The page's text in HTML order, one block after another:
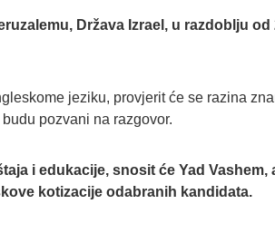
Država Izrael, u razdoblju od
jeziku, provjerit će se razina
pozvani na razgovor.
i edukacije, snosit će Yad
kotizacije odabranih kandidata.